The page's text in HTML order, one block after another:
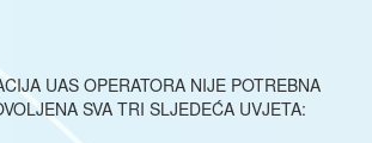
UAS OPERATORA NIJE POTREBNA
SVA TRI SLJEDEĆA UVJETA: